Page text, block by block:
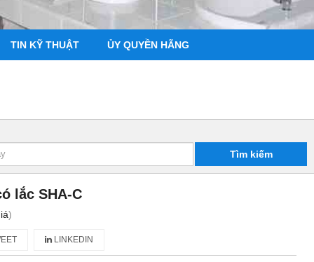
TIN KỸ THUẬT ỦY QUYỀN HÃNG
Tìm kiếm
lắc SHA-C
)
LINKEDIN